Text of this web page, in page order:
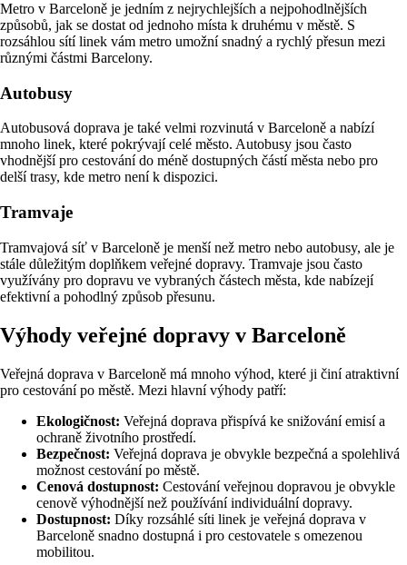
Metro v Barceloně je jedním z nejrychlejších a nejpohodlnějších
způsobů, jak se dostat od jednoho místa k druhému v městě. S
rozsáhlou sítí linek vám metro umožní snadný a rychlý přesun mezi
různými částmi Barcelony.
Autobusy
Autobusová doprava je také velmi rozvinutá v Barceloně a nabízí
mnoho linek, které pokrývají celé město. Autobusy jsou často
vhodnější pro cestování do méně dostupných částí města nebo pro
delší trasy, kde metro není k dispozici.
Tramvaje
Tramvajová síť v Barceloně je menší než metro nebo autobusy, ale je
stále důležitým doplňkem veřejné dopravy. Tramvaje jsou často
využívány pro dopravu ve vybraných částech města, kde nabízejí
efektivní a pohodlný způsob přesunu.
Výhody veřejné dopravy v Barceloně
Veřejná doprava v Barceloně má mnoho výhod, které ji činí atraktivní
pro cestování po městě. Mezi hlavní výhody patří:
Ekologičnost: Veřejná doprava přispívá ke snižování emisí a
ochraně životního prostředí.
Bezpečnost: Veřejná doprava je obvykle bezpečná a spolehlivá
možnost cestování po městě.
Cenová dostupnost: Cestování veřejnou dopravou je obvykle
cenově výhodnější než používání individuální dopravy.
Dostupnost: Díky rozsáhlé síti linek je veřejná doprava v
Barceloně snadno dostupná i pro cestovatele s omezenou
mobilitou.